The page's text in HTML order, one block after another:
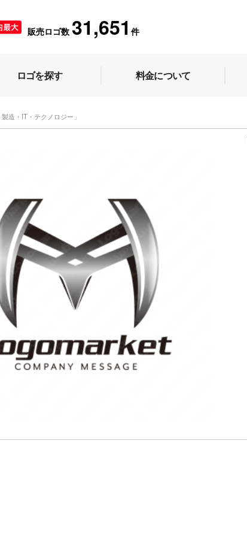
販売ロゴ数 31,651 件
ロゴを探す 料金について
造・IT・テクノロジー」